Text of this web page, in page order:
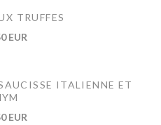
TRUFFES
EUR
ITALIENNE ET
EUR